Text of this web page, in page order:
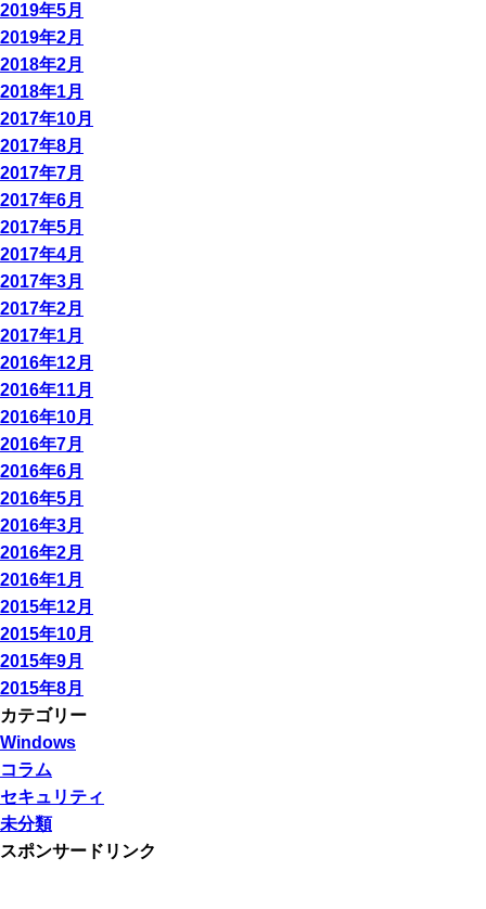
2019年5月
2019年2月
2018年2月
2018年1月
2017年10月
2017年8月
2017年7月
2017年6月
2017年5月
2017年4月
2017年3月
2017年2月
2017年1月
2016年12月
2016年11月
2016年10月
2016年7月
2016年6月
2016年5月
2016年3月
2016年2月
2016年1月
2015年12月
2015年10月
2015年9月
2015年8月
カテゴリー
Windows
コラム
セキュリティ
未分類
スポンサードリンク